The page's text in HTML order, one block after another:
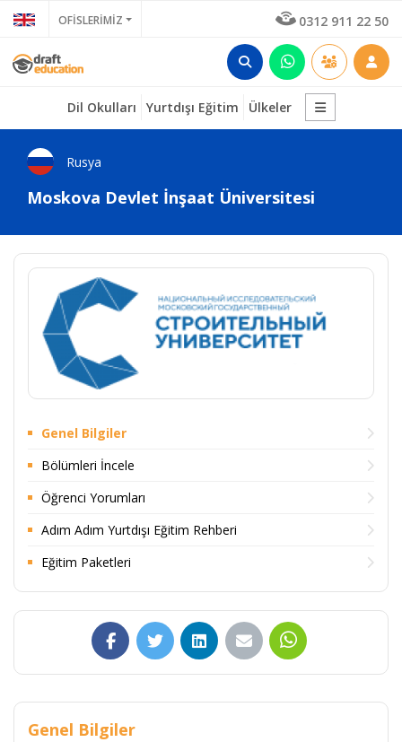
OFİSLERİMİZ 0312 911 22 50
Dil Okulları Yurtdışı Eğitim Ülkeler
Rusya
Moskova Devlet İnşaat Üniversitesi
Genel Bilgiler
Bölümleri İncele
Öğrenci Yorumları
Adım Adım Yurtdışı Eğitim Rehberi
Eğitim Paketleri
Genel Bilgiler